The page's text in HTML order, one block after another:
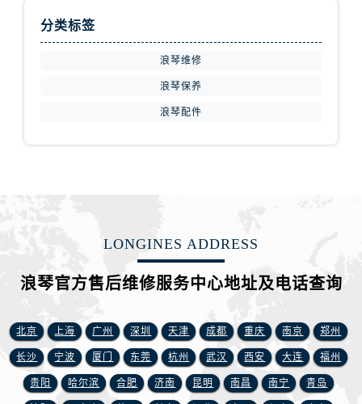
福建省龙岩市新罗区九一南路浪琴售后服务中心（需提前预约）
江苏省常州市新北区龙锦路1590号现代传媒中心5号楼10层1008室浪琴售后服务中心（需提前预约）
江苏省连云港市海州区通灌北路浪琴售后服务中心（需提前预约）
江苏省南京市秦淮区中山南路1号南京中心22层22-C1-C3室浪琴售后服务中心（需提前预约）
江苏省宿迁市宿城区西湖路浪琴售后服务中心（需提前预约）
江苏省泰州市海陵区永定东路399号置地商务中心东塔（华润万象城）17层1706室浪琴售后服务中心（需提前预约）
分类标签
浪琴维修
浪琴保养
浪琴配件
LONGINES ADDRESS
浪琴官方售后维修服务中心地址及电话查询
北京 上海 广州 深圳 天津 成都 重庆 南京 郑州
长沙 宁波 厦门 东莞 杭州 武汉 西安 大连 福州
贵阳 哈尔滨 合肥 济南 昆明 南昌 南宁 青岛